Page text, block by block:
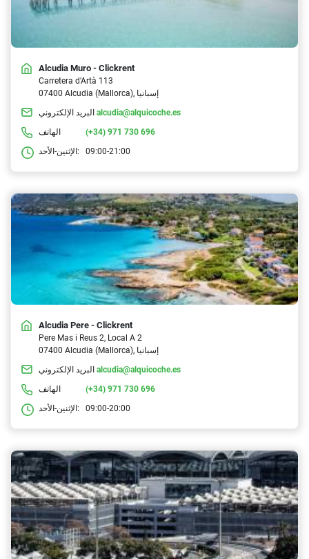
Alcudia Muro - Clickrent
Carretera d'Artà 113
07400 Alcudia (Mallorca), إسبانيا
البريد الإلكتروني alcudia@alquicoche.es
الهاتف
(+34) 971 730 696
الإثنين-الأحد:
09:00-21:00
Alcudia Pere - Clickrent
Pere Mas i Reus 2, Local A 2
07400 Alcudia (Mallorca), إسبانيا
البريد الإلكتروني alcudia@alquicoche.es
الهاتف
(+34) 971 730 696
الإثنين-الأحد:
09:00-20:00